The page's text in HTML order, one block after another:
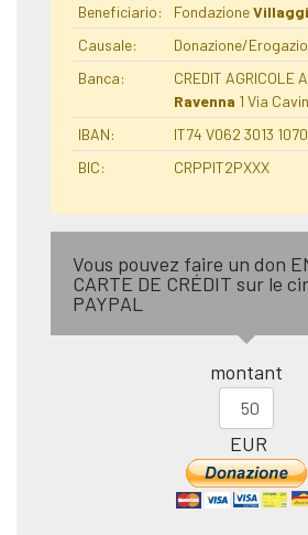
Beneficiario:
Fondazione
Causale:
Donazione/
Banca:
CREDIT AGRICOLE
Ravenna 1 Via
IBAN:
IT74 V062 3013
BIC:
CRPPIT2PXXX
Vous pouvez faire un don
CARTE DE CRÉDIT sur le
PAYPAL
montant
EUR